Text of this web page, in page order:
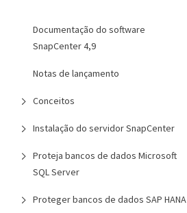
Documentação do software
SnapCenter 4,9
Notas de lançamento
Conceitos
Instalação do servidor SnapCenter
Proteja bancos de dados Microsoft
SQL Server
Proteger bancos de dados SAP HANA